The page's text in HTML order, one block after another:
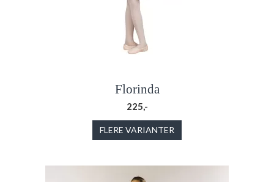
Florinda
225,-
FLERE VARIANTER